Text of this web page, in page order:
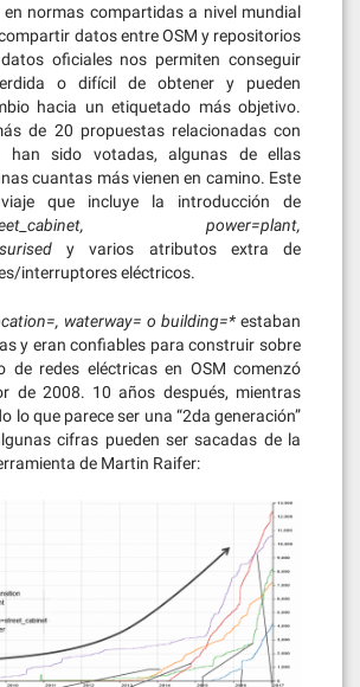
normas compartidas a nivel mundial
datos entre OSM y repositorios
oficiales nos permiten conseguir
o difícil de obtener y pueden
hacia un etiquetado más objetivo.
de 20 propuestas relacionadas con
han sido votadas, algunas de ellas
cuantas más vienen en camino. Este
que incluye la introducción de
power=plant,
y varios atributos extra de
interruptores eléctricos.
waterway= o building=* estaban
y eran confiables para construir sobre
de redes eléctricas en OSM comenzó
de 2008. 10 años después, mientras
lo que parece ser una “2da generación”
cifras pueden ser sacadas de la
de Martin Raifer: